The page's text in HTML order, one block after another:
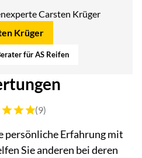
Krüger
für AS Reifen
5 von 5 (9 Bewertungen)
(9)
persönliche Erfahrung mit
Sie anderen bei deren